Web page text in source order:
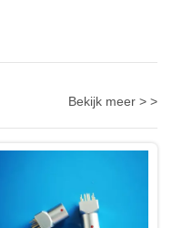
Bekijk meer > >